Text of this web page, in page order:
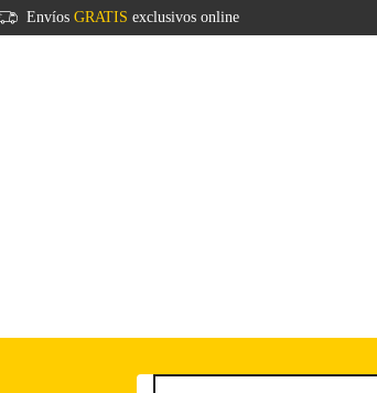
Envíos GRATIS exclusivos online